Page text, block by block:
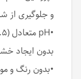
و جلوگیری از
بدون ایجاد
•بدون رنگ و